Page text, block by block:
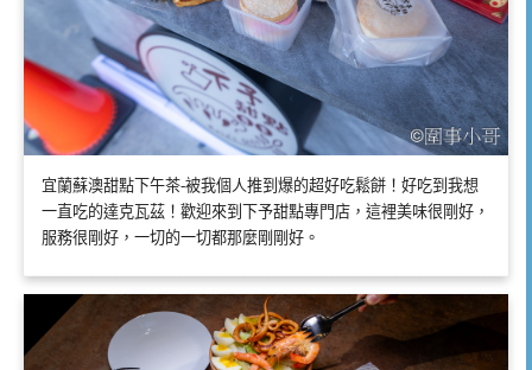
宜蘭蘇澳甜點下午茶-被我個人推到爆的超好吃鬆餅！好吃到我想
一直吃的達克瓦茲！歡迎來到下予甜點專門店，這裡美味很剛好，
服務很剛好，一切的一切都那麼剛剛好。